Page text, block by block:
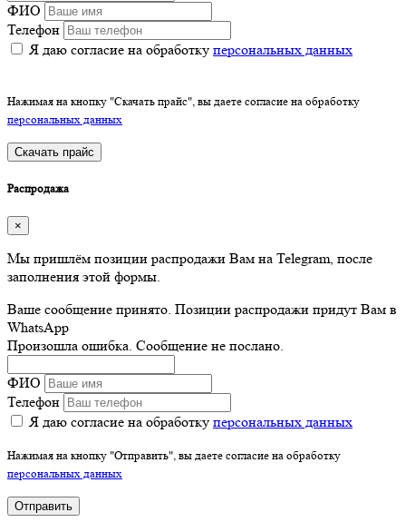
ФИО
Телефон
Я даю согласие на обработку персональных данных
Нажимая на кнопку "Скачать прайс", вы даете согласие на обработку
персональных данных
Скачать прайс
Распродажа
×
Мы пришлём позиции распродажи Вам на Telegram, после
заполнения этой формы.
Ваше сообщение принято. Позиции распродажи придут Вам в
WhatsApp
Произошла ошибка. Сообщение не послано.
ФИО
Телефон
Я даю согласие на обработку персональных данных
Нажимая на кнопку "Отправить", вы даете согласие на обработку
персональных данных
Отправить